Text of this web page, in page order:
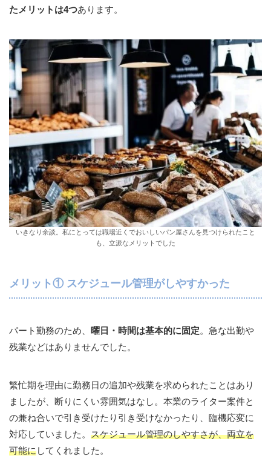
たメリットは4つあります。
いきなり余談。私にとっては職場近くでおいしいパン屋さんを見つけられたこと
も、立派なメリットでした
メリット① スケジュール管理がしやすかった
パート勤務のため、 曜日・時間は基本的に固定。急な出勤や
残業などはありませんでした。
繁忙期を理由に勤務日の追加や残業を求められたことはあり
ましたが、断りにくい雰囲気はなし。本業のライター案件と
の兼ね合いで引き受けたり引き受けなかったり、臨機応変に
対応していました。 スケジュール管理のしやすさが、両立を
可能にしてくれました。